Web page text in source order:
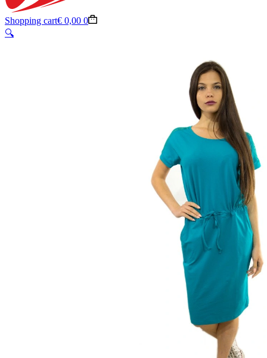
Shopping cart€ 0,00 0
🔍